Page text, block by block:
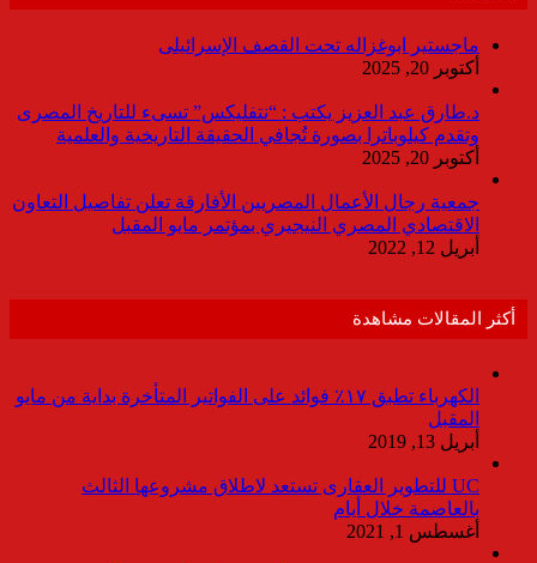
ماجستير ابوغزاله تحت القصف الإسرائيلى
أكتوبر 20, 2025
د.طارق عبد العزيز يكتب : “نتفليكس” تسىء للتاريخ المصرى
وتقدم كيلوباترا بصورة تُجافي الحقيقة التاريخية والعلمية
أكتوبر 20, 2025
جمعية رجال الأعمال المصريين الأفارقة تعلن تفاصيل التعاون
الاقتصادي المصري النيجيري بمؤتمر مايو المقبل
أبريل 12, 2022
أكثر المقالات مشاهدة
الكهرباء تطبق ١٧٪ فوائد على الفواتير المتأخرة بداية من مايو
المقبل
أبريل 13, 2019
UC للتطوير العقارى تستعد لاطلاق مشروعها الثالث
بالعاصمة خلال أيام
أغسطس 1, 2021